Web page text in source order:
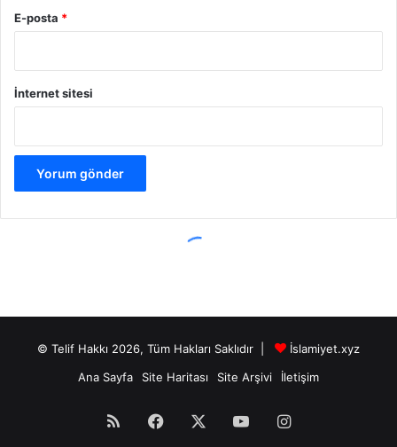
© Telif Hakkı 2026, Tüm Hakları Saklıdır |
İslamiyet.xyz
Ana Sayfa
Site Haritası Site Arşivi İletişim
RSS Facebook YouTubeInstagram